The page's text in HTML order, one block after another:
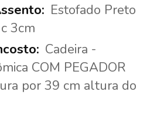
Estofado Preto
3cm
Cadeira -
COM PEGADOR
por 39 cm altura do